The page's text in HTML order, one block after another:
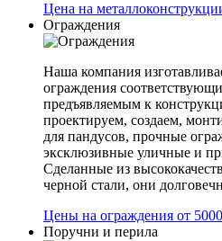
Цена на
Ограждения
Наша компания
ограждения
предъявляемым к
проектируем, создаем,
для пандусов, прочные
эксклюзивные уличные и
Сделанные из
черной стали, они
Цены на ограждения от
Поручни и перила